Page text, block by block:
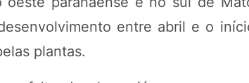
entre abril e o
plantas.